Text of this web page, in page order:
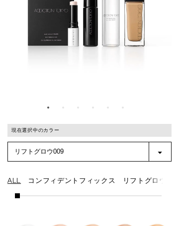
現在選択中のカラー
ALL コンフィデントフィックス リフトグロウ